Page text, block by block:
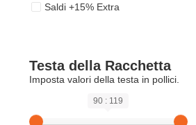
Saldi +15% Extra
Testa della Racchetta
Imposta valori della testa in pollici.
90 : 119